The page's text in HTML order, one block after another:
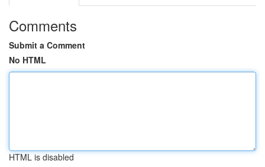
Comments
Submit a Comment
No HTML
HTML is disabled